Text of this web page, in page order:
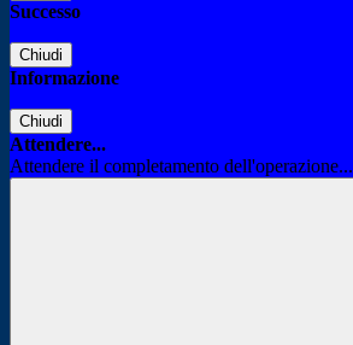
Successo
Chiudi
Informazione
Chiudi
Attendere...
Attendere il completamento dell'operazione...